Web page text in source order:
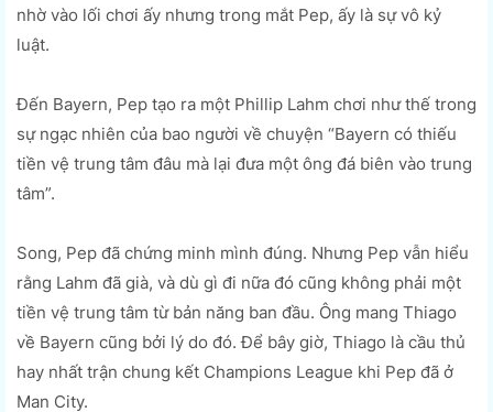
nhờ vào lối chơi ấy nhưng trong mắt Pep, ấy là sự vô kỷ
luật.
Đến Bayern, Pep tạo ra một Phillip Lahm chơi như thế trong
sự ngạc nhiên của bao người về chuyện “Bayern có thiếu
tiền vệ trung tâm đâu mà lại đưa một ông đá biên vào trung
tâm”.
Song, Pep đã chứng minh mình đúng. Nhưng Pep vẫn hiểu
rằng Lahm đã già, và dù gì đi nữa đó cũng không phải một
tiền vệ trung tâm từ bản năng ban đầu. Ông mang Thiago
về Bayern cũng bởi lý do đó. Để bây giờ, Thiago là cầu thủ
hay nhất trận chung kết Champions League khi Pep đã ở
Man City.